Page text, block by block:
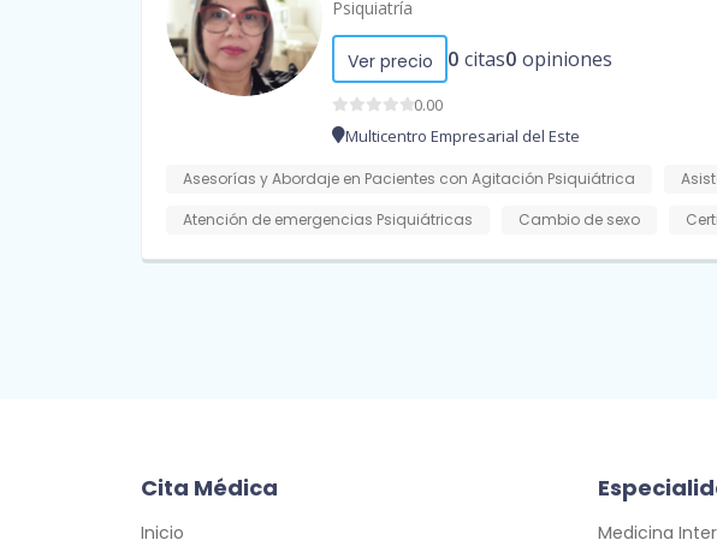
Psiquiatría
Ver precio 0 citas0 opiniones
0.00
Multicentro Empresarial del Este
Asesorías y Abordaje en Pacientes con Agitación Psiquiátrica
Atención de emergencias Psiquiátricas
Cambio de sexo
Cita Médica
Inicio
Medicina